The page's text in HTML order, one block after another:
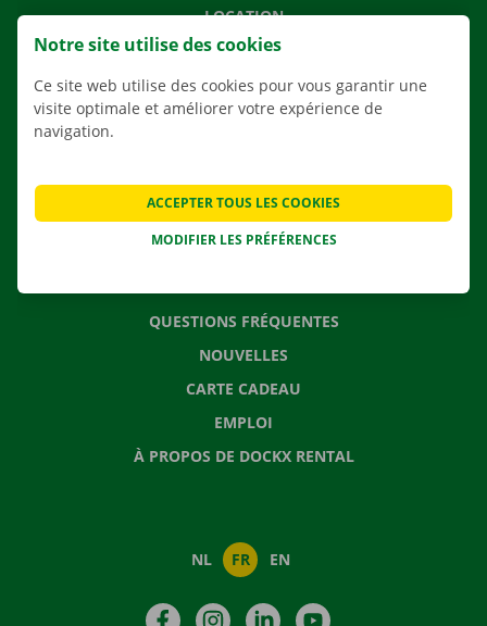
LOCATION
NOS VÉHICULES
NOS SERVICES
AGENCES
SOLUTIONS DE DÉMÉNAGEMENT
QUESTIONS FRÉQUENTES
NOUVELLES
CARTE CADEAU
EMPLOI
À PROPOS DE DOCKX RENTAL
NL FR EN
FacebookInstagramLinkedIn
Notre site utilise des cookies
Ce site web utilise des cookies pour vous garantir une
visite optimale et améliorer votre expérience de
navigation.
MODIFIER LES PRÉFÉRENCES
ACCEPTER TOUS LES COOKIES